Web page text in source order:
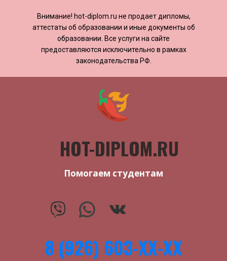
Внимание! ​​​​hot-diplom.ru не продает дипломы,
аттестаты об образовании и иные документы об
образовании. Все услуги на сайте
предоставляются исключительно в рамках
законодательства РФ.
HOT-DIPLOM.RU
Помогаем студентам
8 (926) 603-ХХ-ХХ